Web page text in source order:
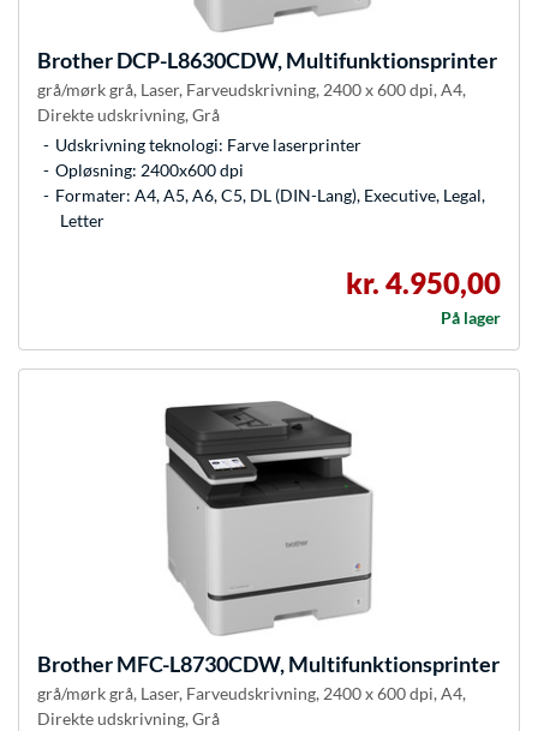
BrotherDCP-L8630CDW, Multifunktionsprinter
grå/mørk grå, Laser, Farveudskrivning, 2400 x 600 dpi, A4,
Direkte udskrivning, Grå
Udskrivning teknologi: Farve laserprinter
Opløsning: 2400x600 dpi
Formater: A4, A5, A6, C5, DL (DIN-Lang), Executive, Legal,
Letter
kr. 4.950,00
På lager
BrotherMFC-L8730CDW, Multifunktionsprinter
grå/mørk grå, Laser, Farveudskrivning, 2400 x 600 dpi, A4,
Direkte udskrivning, Grå